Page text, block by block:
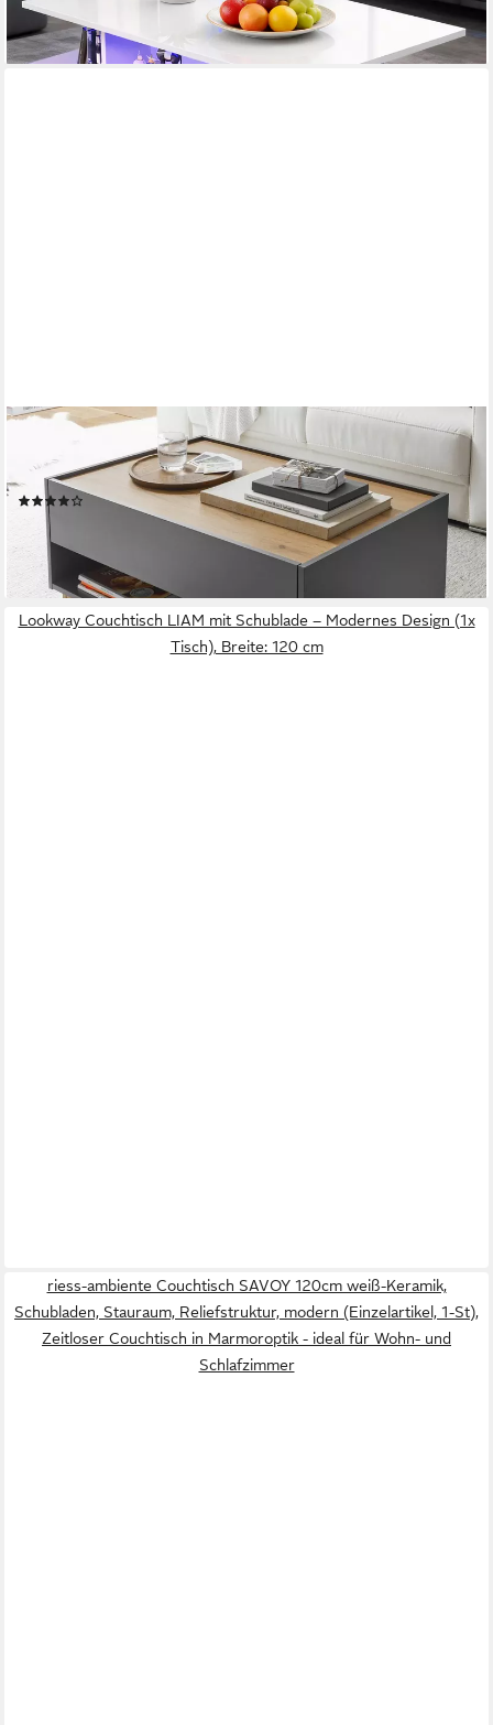
-48%
lieferbar - in 4-5 Werktagen bei dir
FURN.DESIGN
Couchtisch Center (in grau mit Eiche, 90 x 60 cm), mit
Schublade und Stauraum
(5)
ab 212,29 € 242,99 €
-13%
lieferbar - in 9-11 Werktagen bei dir
Lookway Couchtisch LIAM mit Schublade – Modernes Design (1x
Tisch), Breite: 120 cm
riess-ambiente Couchtisch SAVOY 120cm weiß-Keramik,
Schubladen, Stauraum, Reliefstruktur, modern (Einzelartikel, 1-St),
Zeitloser Couchtisch in Marmoroptik - ideal für Wohn- und
Schlafzimmer